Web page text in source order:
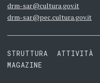
drm-sar@cultura.gov.it
drm-sar@pec.cultura.gov.it
STRUTTURA ATTIVITÀ
MAGAZINE